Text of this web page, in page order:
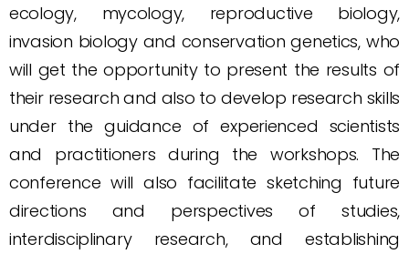
ecology, mycology, reproductive biology,
invasion biology and conservation genetics, who
will get the opportunity to present the results of
their research and also to develop research skills
under the guidance of experienced scientists
and practitioners during the workshops. The
conference will also facilitate sketching future
directions and perspectives of studies,
interdisciplinary research, and establishing